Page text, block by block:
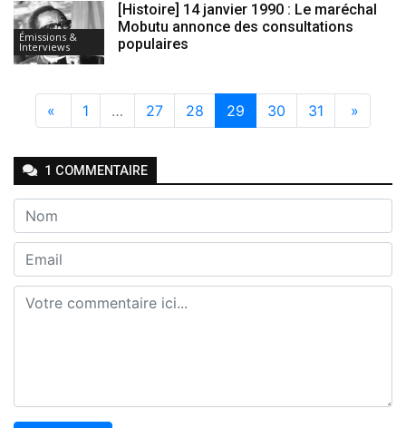
Émissions &
Interviews
[Histoire] 14 janvier 1990 : Le maréchal
Mobutu annonce des consultations
populaires
« 1 … 27 28 29 30 31 »
1 COMMENTAIRE